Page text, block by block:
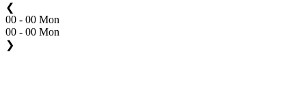
❮
00 - 00 Mon
00 - 00 Mon
❯